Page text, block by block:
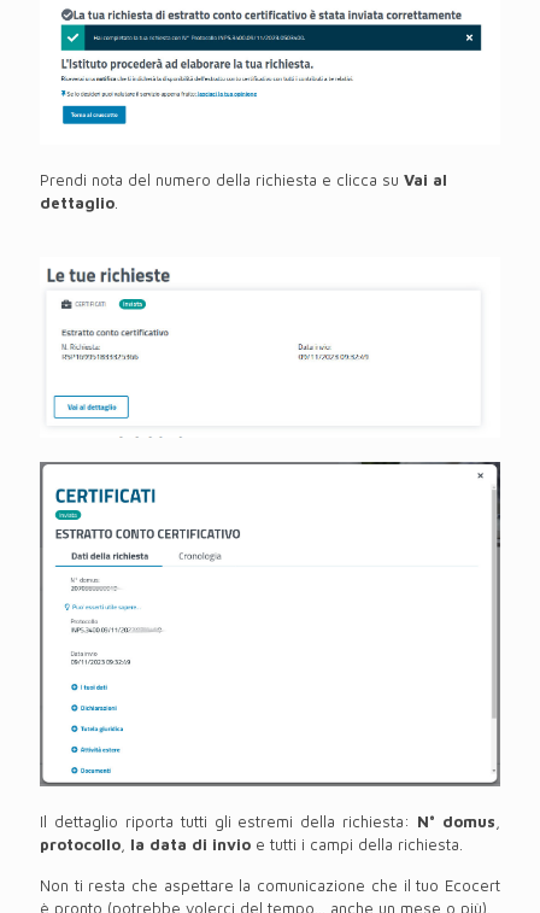
Prendi nota del numero della richiesta e clicca su Vai al
dettaglio.
Il dettaglio riporta tutti gli estremi della richiesta: N° domus
protocollo la data di invio e tutti i campi della richiesta.
Non ti resta che aspettare la comunicazione che il tuo Ecocert
è pronto (potrebbe volerci del tempo... anche un mese o più).